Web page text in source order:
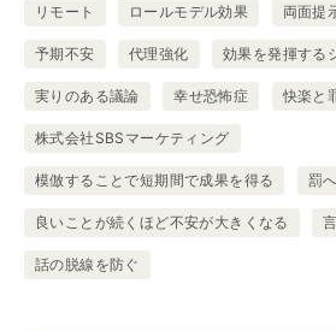
リモート ロールモデル効果 両面提
予期不安 代理強化 効果を発揮する
実りのある議論 幸せ恐怖症 快楽と
株式会社SBSマーケティング
模倣することで短期間で成果を得る 罰
良いことが続くほど不安が大きくなる
話の脱線を防ぐ